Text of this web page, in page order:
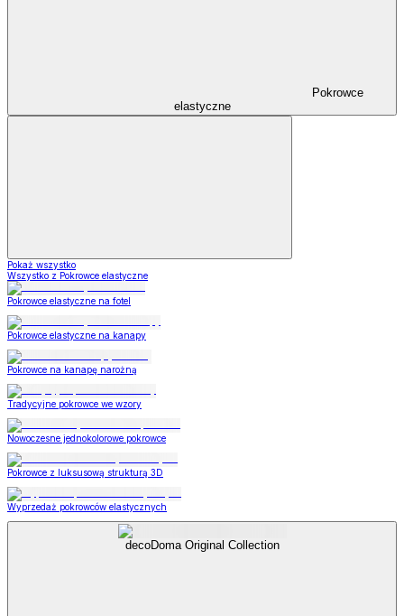
Pokrowce
elastyczne
Pokaż wszystko
Wszystko z Pokrowce elastyczne
Pokrowce elastyczne na fotel
Pokrowce elastyczne na kanapy
Pokrowce na kanapę narożną
Tradycyjne pokrowce we wzory
Nowoczesne jednokolorowe pokrowce
Pokrowce z luksusową strukturą 3D
Wyprzedaż pokrowców elastycznych
decoDoma Original Collection